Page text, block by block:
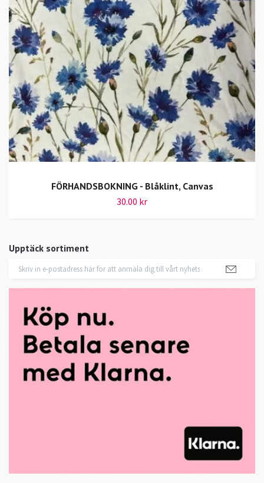
Upptäck sortiment
FÖRHANDSBOKNING - Blåklint, Canvas
30.00 kr